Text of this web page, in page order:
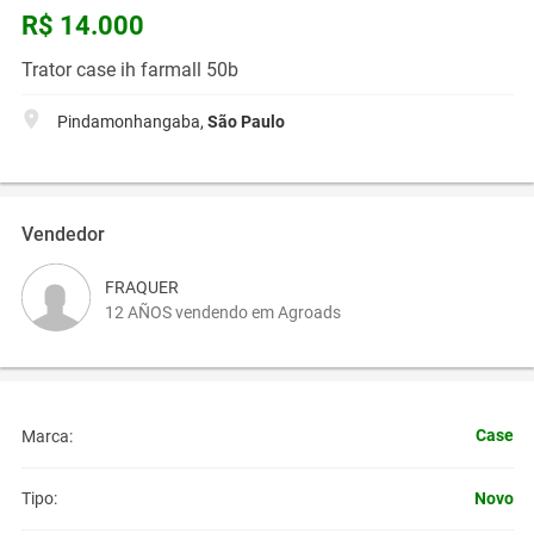
R$ 14.000
Trator case ih farmall 50b
Pindamonhangaba, São Paulo
Vendedor
FRAQUER
12 AÑOS vendendo em Agroads
Marca: Case
Tipo: Novo